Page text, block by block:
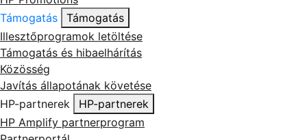
Támogatás
Támogatás
Illesztőprogramok letöltése
Támogatás és hibaelhárítás
Közösség
Javítás állapotának követése
HP-partnerek
HP-partnerek
HP Amplify partnerprogram